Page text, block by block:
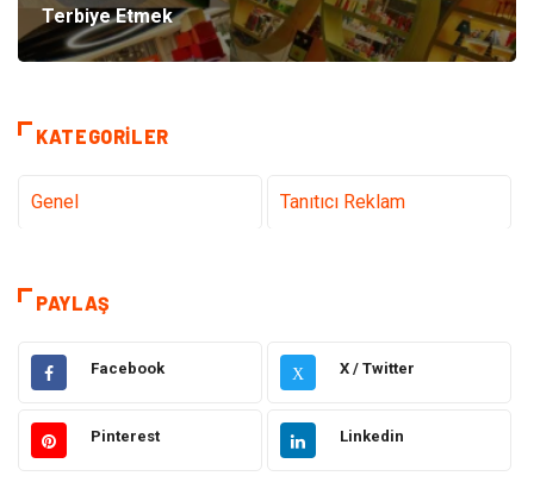
Terbiye Etmek
KATEGORILER
Genel Tanıtıcı Reklam
Hukuk Giyim
Elektronik Makine
PAYLAŞ
Facebook X X / Twitter
Pinterest Linkedin